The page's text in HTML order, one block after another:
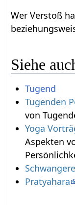
Wer Verstoß
Siehe
Tugend
Tugenden
von
Yoga
Aspekten
Schwangere
Pratyahara